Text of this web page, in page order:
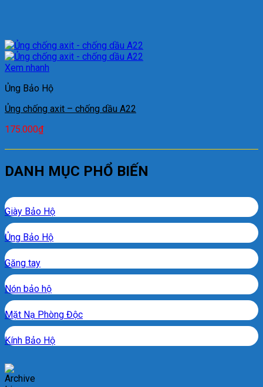
Xem nhanh
Ủng Bảo Hộ
Ủng chống axit – chống dầu A22
175.000₫
DANH MỤC PHỔ BIẾN
Giày Bảo Hộ
Ủng Bảo Hộ
Găng tay
Nón bảo hộ
Mặt Nạ Phòng Độc
Kính Bảo Hộ